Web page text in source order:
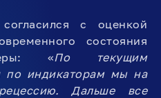
согласился с оценкой
состояния
«По текущим
по индикаторам мы на
Дальше все